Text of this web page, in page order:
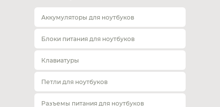
Аккумуляторы для ноутбуков
Блоки питания для ноутбуков
Клавиатуры
Петли для ноутбуков
Разъемы питания для ноутбуков